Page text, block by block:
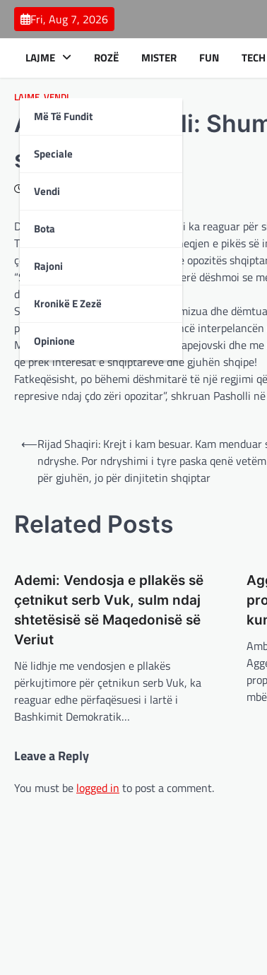
Skip
content
Fri, Aug 7, 2026
LAJME
Më Të Fundit
Speciale
Vendi
Bota
Rajoni
Kronikë E Zezë
Opinione
ROZË MISTER FUN TECH
LAJME VENDI
Arbana Pasholli:
shqiptare
July 9, 2025
Deputetja e BDI-së, Arbana Pasholli ka reaguar për
Tha se me zhvillimet e sotme, me heqjen e pikës
çdo kusht synon të ngulfasë zërin e opozitës
“Shumica parlamentare edhe një herë dëshmoi se
demokratike!
Sot në Kuvend, jo vetëm që u minimizua dhe
propozues për të shqyrtuar në seancë
Me kërkesë të deputetit Boban Karapejovski dhe
që prek interesat e shqiptarëve dhe gjuhën shqipe!
Fatkeqësisht, po bëhemi dëshmitarë të një regjimi
represive ndaj çdo zëri opozitar”, shkruan Pasholli në
Post
navigation
⟵Rijad Shaqiri: Krejt i kam besuar. Kam menduar
ndryshe. Por ndryshimi i tyre paska qenë
për gjuhën, jo për dinjitetin shqiptar
Related Posts
Ademi: Vendosja e pllakës së
çetnikut serb Vuk, sulm ndaj
shtetësisë së Maqedonisë së
Veriut
Në lidhje me vendosjen e pllakës
përkujtimore për çetnikun serb Vuk, ka
reaguar edhe përfaqësuesi i lartë i
Bashkimit Demokratik…
Leave a Reply
You must be logged in to post a comment.